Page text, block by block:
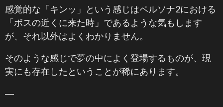
感覚的な「キンッ」という感じはペルソナ2における
「ボスの近くに来た時」であるような気もします
が、それ以外はよくわかりません。
そのような感じで夢の中によく登場するものが、現
実にも存在したということが稀にあります。
―